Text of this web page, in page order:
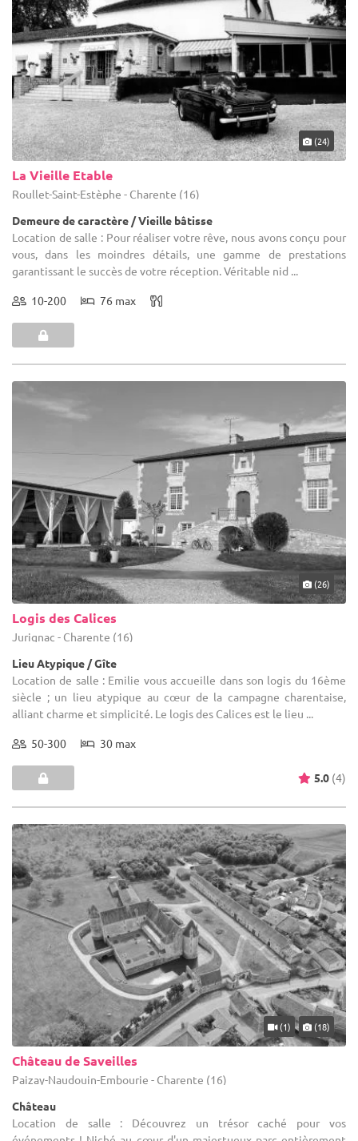
(24)
La Vieille Etable
Roullet-Saint-Estèphe - Charente (16)
Demeure de caractère / Vieille bâtisse
Location de salle : Pour réaliser votre rêve, nous avons conçu pour
vous, dans les moindres détails, une gamme de prestations
garantissant le succès de votre réception. Véritable nid ...
10-200 76 max
(26)
Logis des Calices
Jurignac - Charente (16)
Lieu Atypique / Gîte
Location de salle : Emilie vous accueille dans son logis du 16ème
siècle ; un lieu atypique au cœur de la campagne charentaise,
alliant charme et simplicité. Le logis des Calices est le lieu ...
50-300 30 max
5.0 (4)
(1) (18)
Château de Saveilles
Paizay-Naudouin-Embourie - Charente (16)
Château
Location de salle : Découvrez un trésor caché pour vos